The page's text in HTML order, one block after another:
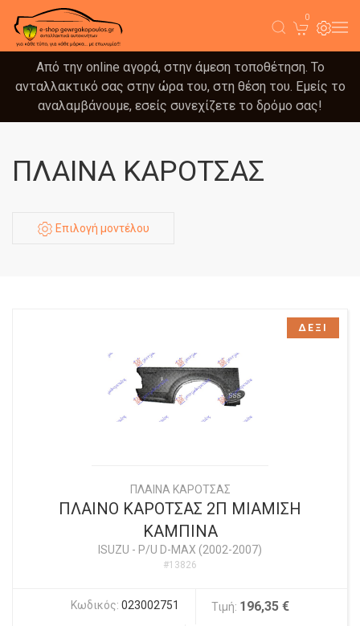
0
Από την online αγορά, στην άμεση τοποθέτηση. Το
ανταλλακτικό σας στην ώρα του, στη θέση του. Εμείς το
αναλαμβάνουμε, εσείς συνεχίζετε το δρόμο σας!
ΠΛΑΙΝΑ ΚΑΡΟΤΣΑΣ
Επιλογή μοντέλου
ΠΛΑΙΝΑ ΚΑΡΟΤΣΑΣ
ΠΛΑΙΝΟ ΚΑΡΟΤΣΑΣ 2Π ΜΙΑΜΙΣΗ
ΚΑΜΠΙΝΑ
ISUZU - P/U D-MAX (2002-2007)
#13826
Κωδικός: 023002751 Τιμή: 196,35 €
ΔΕΞΙ